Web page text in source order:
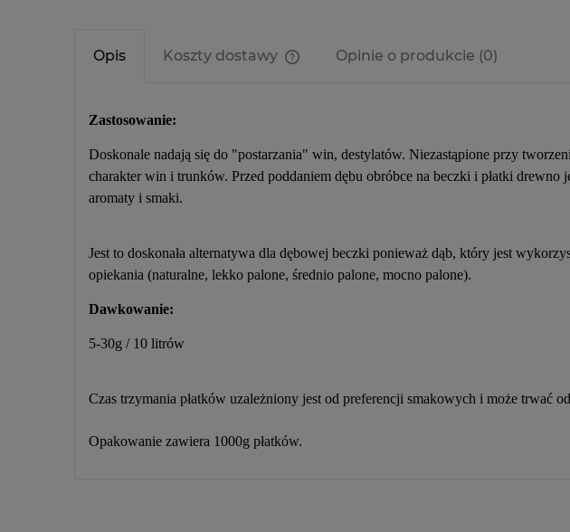
Opis Koszty dostawy Opinie o produkcie (0)
Zastosowanie:
Doskonale nadają się do "postarzania" win, destylatów. Niezastąpione przy
charakter win i trunków. Przed poddaniem dębu obróbce na beczki i płatki
aromaty i smaki.
Jest to doskonała alternatywa dla dębowej beczki ponieważ dąb, który jest
opiekania (naturalne, lekko palone, średnio palone, mocno palone).
Dawkowanie:
5-30g / 10 litrów
Czas trzymania płatków uzależniony jest od preferencji smakowych i może trwać
Opakowanie zawiera 1000g płatków.